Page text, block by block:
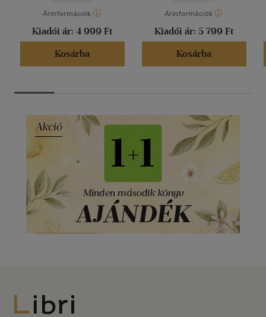
Árinformációk
Kiadói ár: 4 999 Ft
Kosárba
Árinformációk
Kiadói ár: 5 799 Ft
Kosárba
Libri